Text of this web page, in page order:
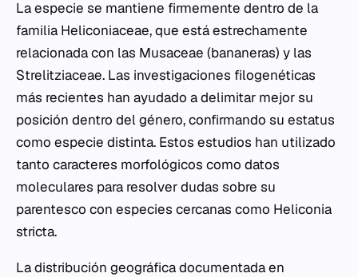
La especie se mantiene firmemente dentro de la
familia Heliconiaceae, que está estrechamente
relacionada con las Musaceae (bananeras) y las
Strelitziaceae. Las investigaciones filogenéticas
más recientes han ayudado a delimitar mejor su
posición dentro del género, confirmando su estatus
como especie distinta. Estos estudios han utilizado
tanto caracteres morfológicos como datos
moleculares para resolver dudas sobre su
parentesco con especies cercanas como Heliconia
stricta.
La distribución geográfica documentada en